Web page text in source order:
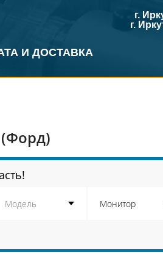
И ДОСТАВКА
г.
г.